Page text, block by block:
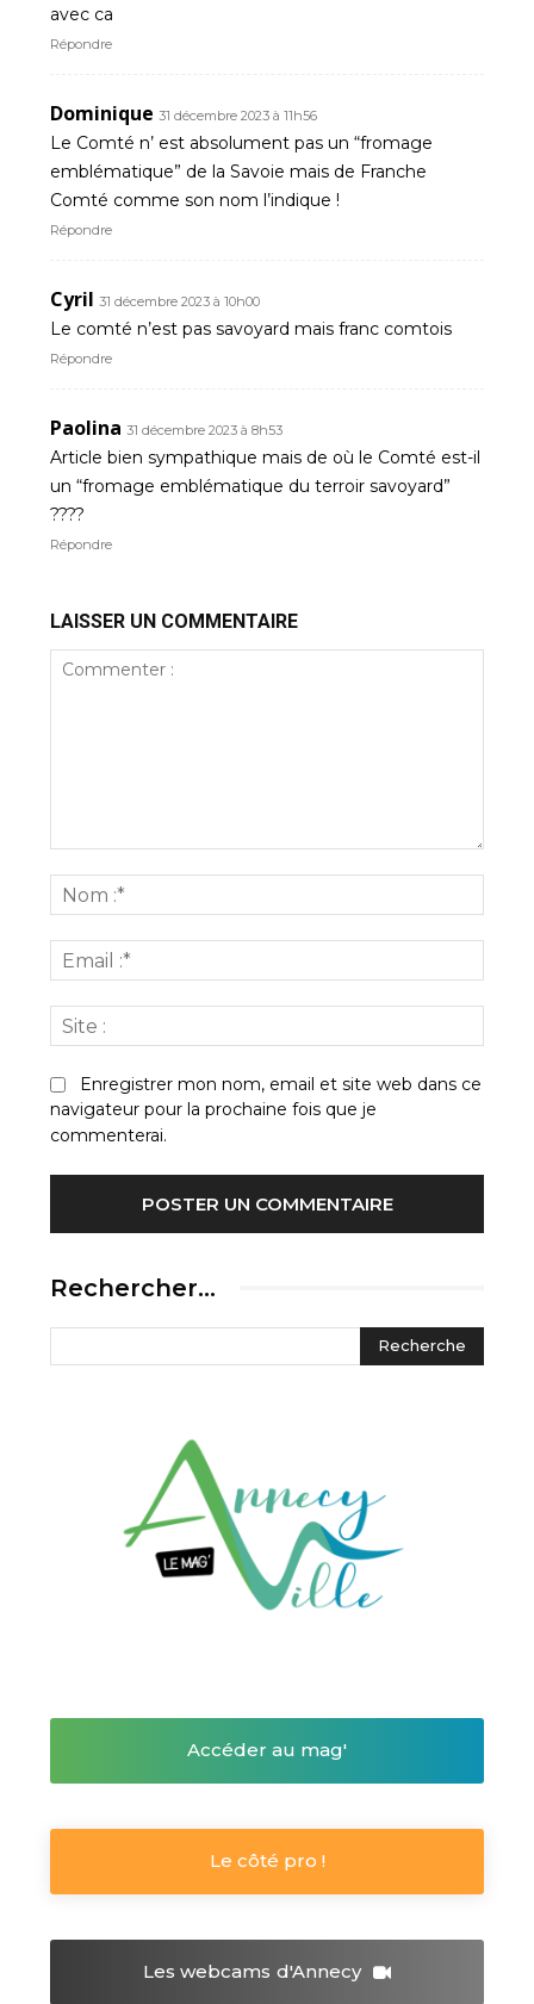
avec ca
Répondre
Dominique 31 décembre 2023 à 11h56
Le Comté n’ est absolument pas un “fromage
emblématique” de la Savoie mais de Franche
Comté comme son nom l’indique !
Répondre
Cyril 31 décembre 2023 à 10h00
Le comté n’est pas savoyard mais franc comtois
Répondre
Paolina 31 décembre 2023 à 8h53
Article bien sympathique mais de où le Comté est-il
un “fromage emblématique du terroir savoyard”
????
Répondre
LAISSER UN COMMENTAIRE
:*
:*
:
Enregistrer mon nom, email et site web dans ce
navigateur pour la prochaine fois que je
commenterai.
Rechercher…
Accéder au mag'
Le côté pro !
Les webcams d'Annecy